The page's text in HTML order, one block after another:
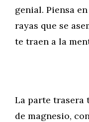
genial. Piensa
rayas que se
te traen a la
La parte trasera
de magnesio,